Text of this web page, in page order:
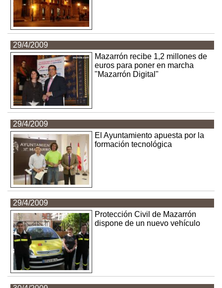
29/4/2009
Mazarrón recibe 1,2 millones de
euros para poner en marcha
"Mazarrón Digital"
29/4/2009
El Ayuntamiento apuesta por la
formación tecnológica
29/4/2009
Protección Civil de Mazarrón
dispone de un nuevo vehículo